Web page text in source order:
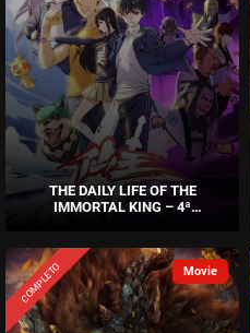
THE DAILY LIFE OF THE
IMMORTAL KING – 4ª
COMPLETO